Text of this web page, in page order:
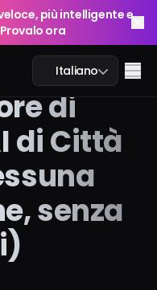
più intelligente e
ora
Italiano
più intelligente e
di
di Città
senza